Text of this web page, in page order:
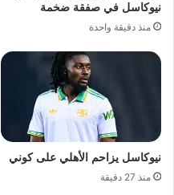
نيوكاسل في صفقة ضخمة
منذ دقيقة واحدة
نيوكاسل يزاحم الأهلي على كوني
منذ 27 دقيقة